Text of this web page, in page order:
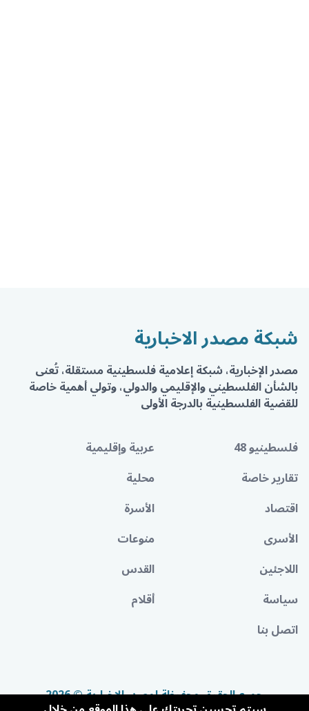
شبكة مصدر الاخبارية
مصدر الإخبارية، شبكة إعلامية فلسطينية مستقلة، تُعنى
بالشأن الفلسطيني والإقليمي والدولي، وتولي أهمية خاصة
للقضية الفلسطينية بالدرجة الأولى
فلسطينيو 48
عربية وإقليمية
تقارير خاصة
محلية
اقتصاد
الأسرة
الأسرى
منوعات
اللاجئين
القدس
سياسة
أقلام
اتصل بنا
جميع الحقوق محفوظة لمصدر الإخبارية © 2026